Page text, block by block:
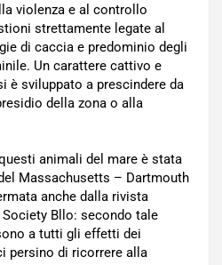
violenza e al controllo
strettamente legate al
di caccia e predominio degli
Un carattere cattivo e
è sviluppato a prescindere da
della zona o alla
animali del mare è stata
Massachusetts – Dartmouth
anche dalla rivista
Bllo: secondo tale
a tutti gli effetti dei
persino di ricorrere alla